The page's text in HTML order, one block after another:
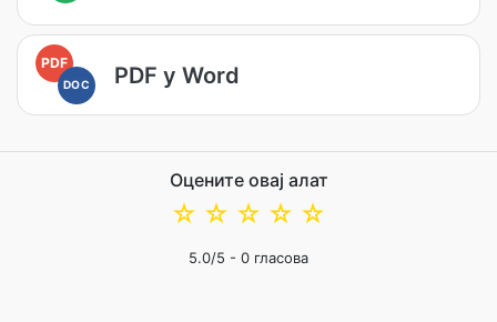
PDF
DOC PDF у Word
Оцените овај алат
☆
☆
☆
☆
☆
5.0/5 - 0 гласова